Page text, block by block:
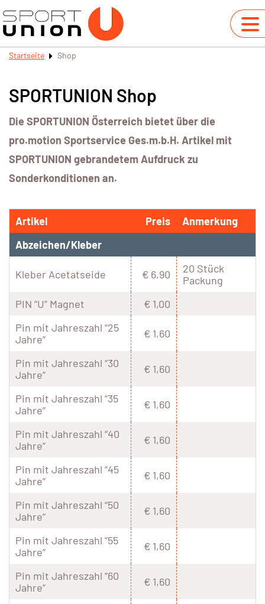
Startseite Shop
SPORTUNION Shop
Die SPORTUNION Österreich bietet über die
pro.motion Sportservice Ges.m.b.H. Artikel mit
SPORTUNION gebrandetem Aufdruck zu
Sonderkonditionen an.
Artikel Preis
Anmerkung
Abzeichen/Kleber
Kleber Acetatseide € 6,90
20 Stück
Packung
PIN “U” Magnet
€ 1,00
Pin mit Jahreszahl “25
Jahre”
€ 1,60
Pin mit Jahreszahl “30
Jahre”
€ 1,60
Pin mit Jahreszahl “35
Jahre”
€ 1,60
Pin mit Jahreszahl “40
Jahre”
€ 1,60
Pin mit Jahreszahl “45
Jahre”
€ 1,60
Pin mit Jahreszahl “50
Jahre”
€ 1,60
Pin mit Jahreszahl “55
Jahre”
€ 1,60
Pin mit Jahreszahl “60
Jahre”
€ 1,60